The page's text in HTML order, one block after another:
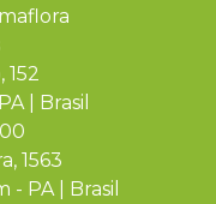
152
| Brasil
1563
PA | Brasil